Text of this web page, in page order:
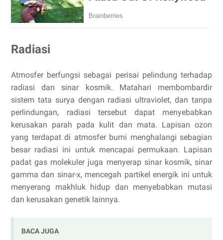
Radiasi
Atmosfer berfungsi sebagai perisai pelindung terhadap
radiasi dan sinar kosmik. Matahari membombardir
sistem tata surya dengan radiasi ultraviolet, dan tanpa
perlindungan, radiasi tersebut dapat menyebabkan
kerusakan parah pada kulit dan mata. Lapisan ozon
yang terdapat di atmosfer bumi menghalangi sebagian
besar radiasi ini untuk mencapai permukaan. Lapisan
padat gas molekuler juga menyerap sinar kosmik, sinar
gamma dan sinar-x, mencegah partikel energik ini untuk
menyerang makhluk hidup dan menyebabkan mutasi
dan kerusakan genetik lainnya.
BACA JUGA